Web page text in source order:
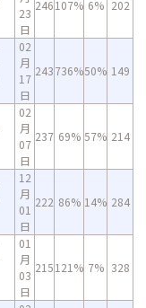
23
日
246107% 6% 202
02
月
17
日
243736%50% 149
02
月
07
日
237 69% 57% 214
12
月
01
日
222 86% 14% 284
01
月
03
日
215121% 7% 328